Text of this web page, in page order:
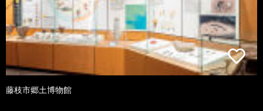
藤枝市郷土博物館